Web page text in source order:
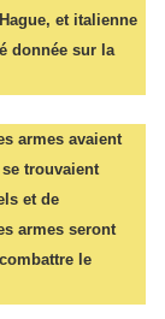
et italienne
donnée sur la
armes avaient
trouvaient
et de
armes seront
le